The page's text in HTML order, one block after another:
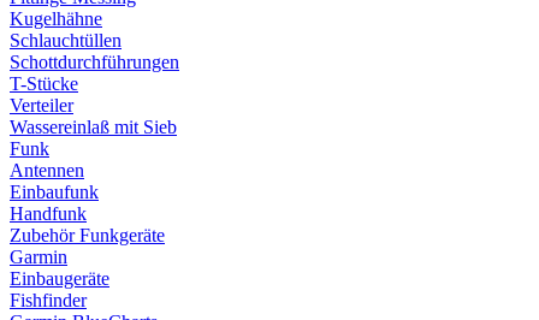
Kugelhähne
Schlauchtüllen
Schottdurchführungen
T-Stücke
Verteiler
Wassereinlaß mit Sieb
Funk
Antennen
Einbaufunk
Handfunk
Zubehör Funkgeräte
Garmin
Einbaugeräte
Fishfinder